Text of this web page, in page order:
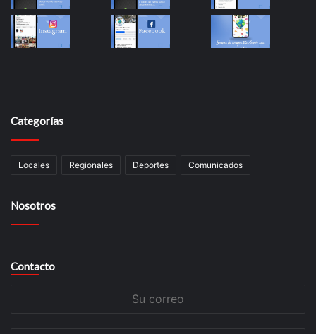
Categorías
Locales Regionales Deportes Comunicados
Nosotros
Contacto